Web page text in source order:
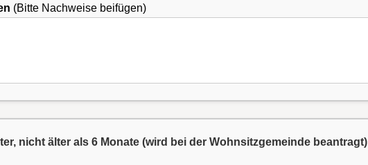
(Bitte Nachweise beifügen)
nicht älter als 6 Monate (wird bei der Wohnsitzgemeinde beantragt)